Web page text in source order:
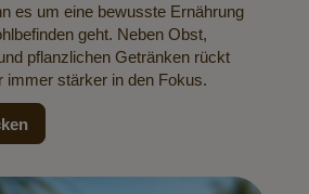
es um eine bewusste Ernährung
geht. Neben Obst,
pflanzlichen Getränken rückt
immer stärker in den Fokus.